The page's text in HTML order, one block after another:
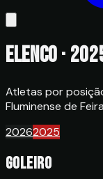
Elenco·
Atletas por
Fluminense de
20262025
Goleiro